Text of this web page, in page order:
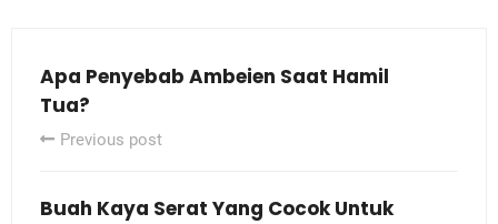
Apa Penyebab Ambeien Saat Hamil
Tua?
Previous post
Buah Kaya Serat Yang Cocok Untuk